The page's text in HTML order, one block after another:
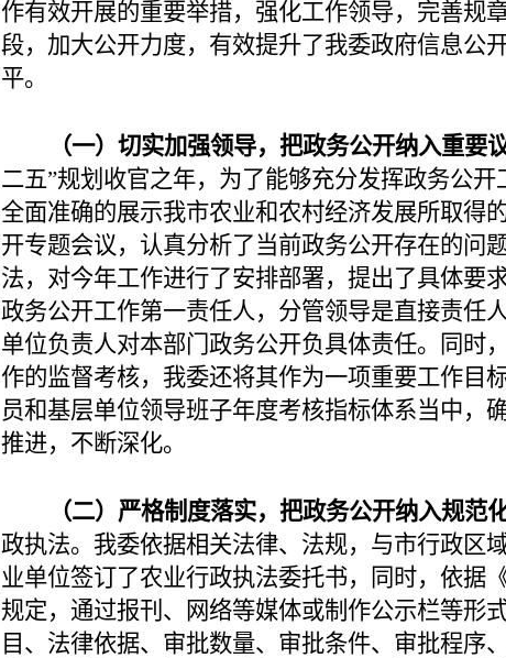
作有效开展的重要举措，强化工作领导，完善规
段，加大公开力度，有效提升了我委政府信息公
平。
（一）切实加强领导，把政务公开纳入重要
二五”规划收官之年，为了能够充分发挥政务公开
全面准确的展示我市农业和农村经济发展所取得
开专题会议， 认真分析了当前政务公开存在的问
法，对今年工作进行了安排部署，提出了具体要求
政务公开工作第一责任人，分管领导是直接责任
单位负责人对本部门政务公开负具体责任。同时
作的监督考核，我委还将其作为一项重要工作目
员和基层单位领导班子年度考核指标体系当中，
推进，不断深化。
（二）严格制度落实， 把政务公开纳入规范
政执法。我委依据相关法律、法规，与市行政区
业单位签订了农业行政执法委托书，同时，依据
规定，通过报刊、网络等媒体或制作公示栏等形
目、法律依据、审批数量、审批条件、审批程序